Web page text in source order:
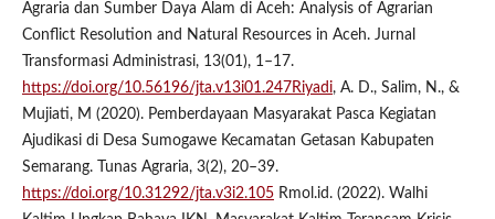
Agraria dan Sumber Daya Alam di Aceh: Analysis of Agrarian
Conflict Resolution and Natural Resources in Aceh. Jurnal
Transformasi Administrasi, 13(01), 1–17.
https://doi.org/10.56196/jta.v13i01.247Riyadi, A. D., Salim, N., &
Mujiati, M (2020). Pemberdayaan Masyarakat Pasca Kegiatan
Ajudikasi di Desa Sumogawe Kecamatan Getasan Kabupaten
Semarang. Tunas Agraria, 3(2), 20–39.
https://doi.org/10.31292/jta.v3i2.105Rmol.id. (2022). Walhi